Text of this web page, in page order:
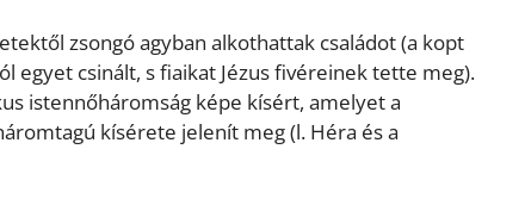
zsongó agyban alkothattak családot (a kopt
egyet csinált, s fiaikat Jézus fivéreinek tette meg).
istennőháromság képe kísért, amelyet a
kísérete jelenít meg (l. Héra és a